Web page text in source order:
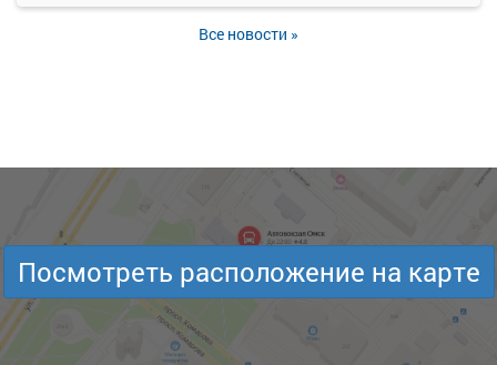
Все новости »
Посмотреть расположение на карте